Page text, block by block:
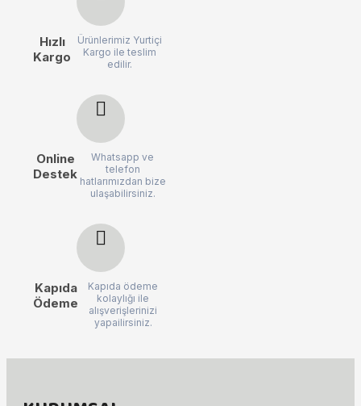
Hızlı
Kargo
Ürünlerimiz Yurtiçi
Kargo ile teslim
edilir.
Online
Destek
Whatsapp ve
telefon
hatlarımızdan bize
ulaşabilirsiniz.
Kapıda
Ödeme
Kapıda ödeme
kolaylığı ile
alışverişlerinizi
yapailirsiniz.